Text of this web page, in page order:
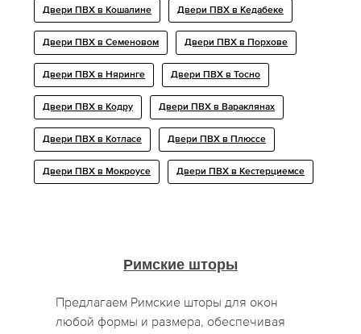
Двери ПВХ в Кошалине Двери ПВХ в Кедабеке
Двери ПВХ в Семеновом Двери ПВХ в Порхове
Двери ПВХ в Няринге Двери ПВХ в Тосно
Двери ПВХ в Кодру Двери ПВХ в Вараклянах
Двери ПВХ в Котласе Двери ПВХ в Плюссе
Двери ПВХ в Мокроусе Двери ПВХ в Кестерциемсе
Римские шторы
Предлагаем Римские шторы для окон
любой формы и размера, обеспечивая